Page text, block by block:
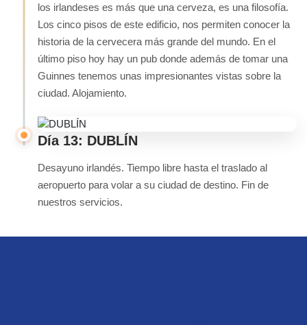
los irlandeses es más que una cerveza, es una filosofía.
Los cinco pisos de este edificio, nos permiten conocer la
historia de la cervecera más grande del mundo. En el
último piso hoy hay un pub donde además de tomar una
Guinnes tenemos unas impresionantes vistas sobre la
ciudad. Alojamiento.
Día 13: DUBLÍN
Desayuno irlandés. Tiempo libre hasta el traslado al
aeropuerto para volar a su ciudad de destino. Fin de
nuestros servicios.